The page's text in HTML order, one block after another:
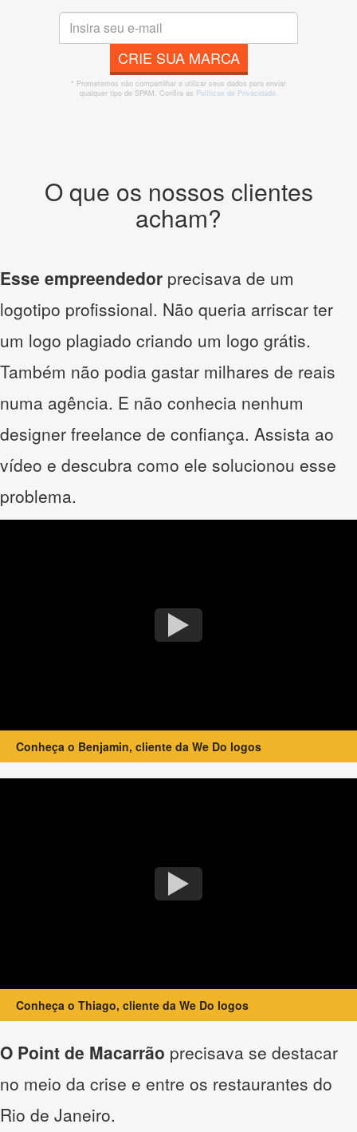
CRIE SUA MARCA
* Prometemos não compartilhar e utilizar seus dados para enviar
qualquer tipo de SPAM. Confira as Políticas de Privacidade.
O que os nossos clientes
acham?
Esse empreendedor precisava de um
logotipo profissional. Não queria arriscar ter
um logo plagiado criando um logo grátis.
Também não podia gastar milhares de reais
numa agência. E não conhecia nenhum
designer freelance de confiança. Assista ao
vídeo e descubra como ele solucionou esse
problema.
Conheça o Benjamin, cliente da We Do logos
Conheça o Thiago, cliente da We Do logos
O Point de Macarrão precisava se destacar
no meio da crise e entre os restaurantes do
Rio de Janeiro.